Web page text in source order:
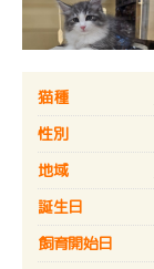
猫種
性別
地域
誕生日
飼育開始日